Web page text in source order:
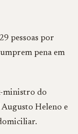
pessoas por
pena em
ministro do
Heleno e